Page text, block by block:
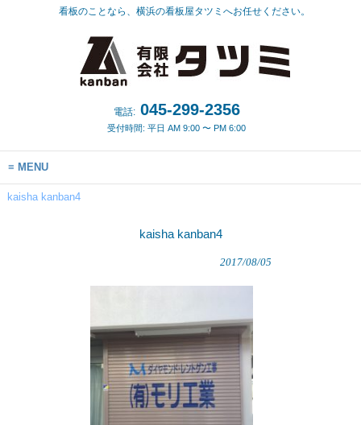
看板のことなら、横浜の看板屋タツミへお任せください。
電話:045-299-2356
受付時間: 平日 AM 9:00 〜 PM 6:00
MENU
kaisha kanban4
kaisha kanban4
2017/08/05